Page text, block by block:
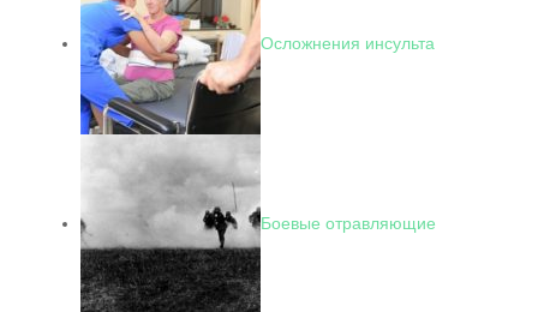
Осложнения инсульта
Боевые отравляющие